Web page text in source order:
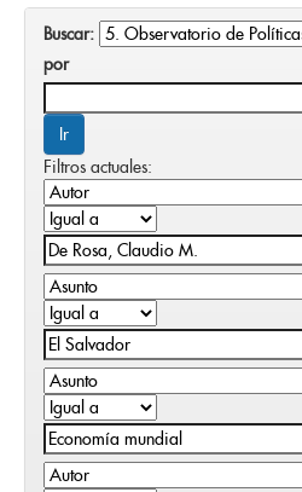
Buscar:
por
Filtros actuales: